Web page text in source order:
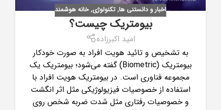
اخبار و دانستنی ها, تکنولوژی,خانه هوشمند
بیومتریک چیست؟
امید اکبرزاده
به تشخیص و تائید هویت افراد به صورت خودکار
بیومتریک (Biometric) گفته می‌شود؛ بیومتریک یک
مجموعه فناوری است. در بیومتریک هویت افراد با
استفاده از خصوصیات فیزیولوژیکی مثل اثر انگشت
و خصوصیات رفتاری مثل شدت ضربه شخص روی